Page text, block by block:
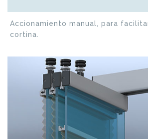
Accionamiento manual, para
cortina.